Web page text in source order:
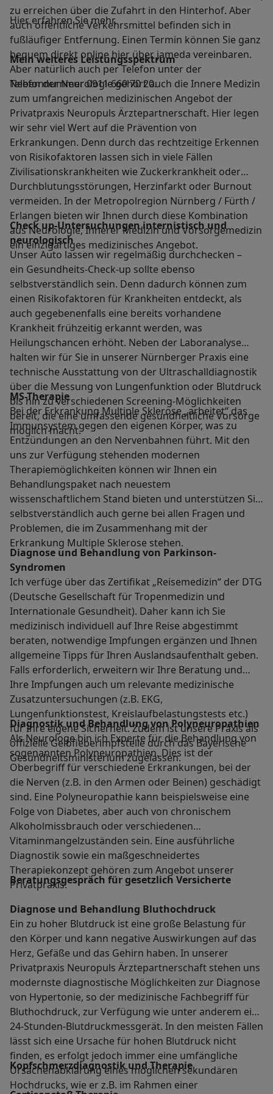
zu erreichen über die Zufahrt in den Hinterhof. Aber
auch öffentliche Verkehrsmittel befinden sich in
fußläufiger Entfernung. Einen Termin können Sie ganz
bequem direkt online hier über jameda vereinbaren.
Aber natürlich auch per Telefon unter der
Telefonnummer 0911 660 70 20.
Hier erfahren Sie mehr.
Mein weiteres Leistungs­spektrum
Neben der Neurologie gehört auch die Innere Medizin
zum umfangreichen medizinischen Angebot der
Privatpraxis Neuropuls Ärztepartnerschaft. Hier legen
wir sehr viel Wert auf die Prävention von
Erkrankungen. Denn durch das rechtzeitige Erkennen
von Risikofaktoren lassen sich in viele Fällen
Zivilisationskrankheiten wie Zuckerkrankheit oder
Durchblutungsstörungen, Herzinfarkt oder Burnout
vermeiden. In der Metropolregion Nürnberg / Fürth /
Erlangen bieten wir Ihnen durch diese Kombination
aus Neurologie, Innerer Medizin und Vorsorgemedizin
ein einzigartiges medizinisches Angebot.
Check up-Untersuchungen internistisch und
neurologisch
Unser Auto lassen wir regelmäßig durchchecken –
ein Gesundheits-Check-up sollte ebenso
selbstverständlich sein. Denn dadurch können zum
einen Risikofaktoren für Krankheiten entdeckt, als
auch gegebenenfalls eine bereits vorhandene
Krankheit frühzeitig erkannt werden, was
Heilungschancen erhöht. Neben der Laboranalyse
halten wir für Sie in unserer Nürnberger Praxis eine
technische Ausstattung von der Ultraschalldiagnostik
über die Messung von Lungenfunktion oder Blutdruck
bis hin zu verschiedenen Screening-Möglichkeiten
bereit, die eine umfassende gesundheitliche Vorsorge
möglich macht.
MS-Therapie
Bei der Erkrankung Multiple Sklerose „arbeitet“ das
Immunsystem gegen den eigenen Körper, was zu
Entzündungen an den Nervenbahnen führt. Mit den
uns zur Verfügung stehenden modernen
Therapiemöglichkeiten können wir Ihnen ein
Behandlungspaket nach neuestem
wissenschaftlichem Stand bieten und unterstützen Sie
selbstverständlich auch gerne bei allen Fragen und
Problemen, die im Zusammenhang mit der
Erkrankung Multiple Sklerose stehen.
Diagnose und Behandlung von Parkinson-
Syndromen
Ich verfüge über das Zertifikat „Reisemedizin“ der DTG
(Deutsche Gesellschaft für Tropenmedizin und
Internationale Gesundheit). Daher kann ich Sie
medizinisch individuell auf Ihre Reise abgestimmt
beraten, notwendige Impfungen ergänzen und Ihnen
allgemeine Tipps für Ihren Auslandsaufenthalt geben.
Falls erforderlich, erweitern wir Ihre Beratung und
Ihre Impfungen auch um relevante medizinische
Zusatzuntersuchungen (z.B. EKG,
Lungenfunktionstest, Kreislaufbelastungstests etc.)
für Ihre eigene Sicherheit. Zudem ist unsere Praxis als
offizielle Gelbfieberimpfstelle durch das Bayerische
Gesundheitsministerium zugelassen.
Diagnostik und Behandlung von Polyneuropathien
Als Neurologe bin ich Experte für die Behandlung von
sogenannten Polyneuropathien. Dies ist der
Oberbegriff für verschiedene Erkrankungen, bei der
die Nerven (z.B. in den Armen oder Beinen) geschädigt
sind. Eine Polyneuropathie kann beispielsweise eine
Folge von Diabetes, aber auch von chronischem
Alkoholmissbrauch oder verschiedenen
Vitaminmangelzuständen sein. Eine ausführliche
Diagnostik sowie ein maßgeschneidertes
Therapiekonzept gehören zum Angebot unserer
Privatpraxis.
Beratungsgespräch für gesetzlich Versicherte
Diagnose und Behandlung Bluthochdruck
Ein zu hoher Blutdruck ist eine große Belastung für
den Körper und kann negative Auswirkungen auf das
Herz, Gefäße und das Gehirn haben. In unserer
Privatpraxis Neuropuls Ärztepartnerschaft stehen uns
modernste diagnostische Möglichkeiten zur Diagnose
von Hypertonie, so der medizinische Fachbegriff für
Bluthochdruck, zur Verfügung wie unter anderem ein
24-Stunden-Blutdruckmessgerät. In den meisten Fällen
lässt sich eine Ursache für hohen Blutdruck nicht
finden, es erfolgt jedoch immer eine umfängliche
Ursachenabklärung eines möglichen sekundären
Hochdrucks, wie er z.B. im Rahmen einer
Kopfschmerzdiagnostik und Therapie